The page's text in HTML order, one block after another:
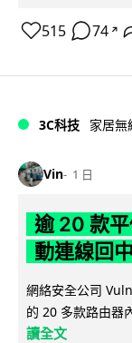
515 74 ↗
3C科技 家居無
Vin 1 日
逾 20 款
動連線回
網絡安全公司
的 20 多款路由器
讀全文